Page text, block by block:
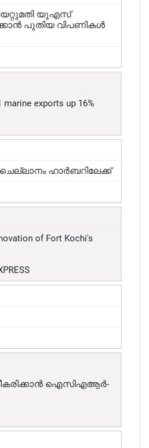
യുഎസ്
പുതിയ വിപണികൾ
marine exports up 16%
ഹാർബറിലേക്ക്
of Fort Kochi's
ഐസിഎആർ-